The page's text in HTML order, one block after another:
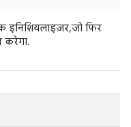
इनिशियलाइज़र, जो फिर
करेगा.